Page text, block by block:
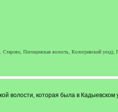
Погощенская волость, Кологривский
волости, которая была в Кадыевском